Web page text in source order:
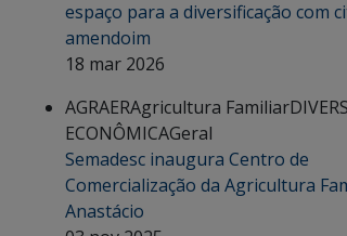
espaço para a diversificação com
amendoim
18 mar 2026
AGRAERAgricultura Familiar
ECONÔMICAGeral
Semadesc inaugura Centro de
Comercialização da Agricultura
Anastácio